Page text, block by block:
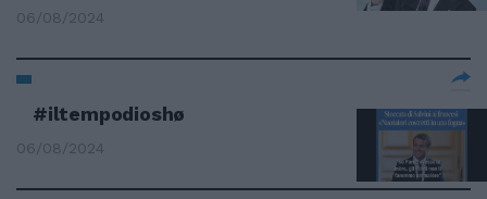
06/08/2024
#iltempodioshø
06/08/2024